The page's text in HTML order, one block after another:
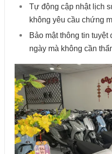
Tự động cập nhật lịch
không yêu cầu chứng
Bảo mật thông tin tuyệt
ngày mà không cần